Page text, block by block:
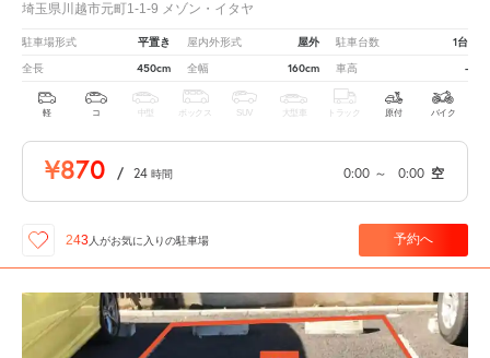
埼玉県川越市元町1-1-9 メゾン・イタヤ
駐車場形式 平置き 屋内外形式 屋外 駐車台数 1台
全長 450cm 全幅 160cm 車高 -
軽 コ 中型 ボックス SUV 大型車 トラック 原付 バイク
¥870 / 24 時間 0:00 ～ 0:00 空
243 人がお気に入りの駐車場 予約へ